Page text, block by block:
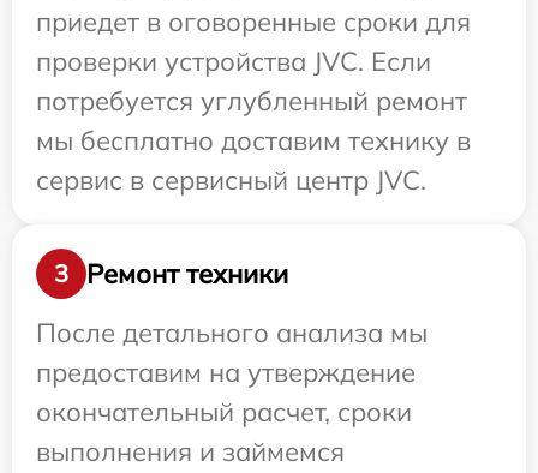
приедет в оговоренные сроки для
проверки устройства JVC. Если
потребуется углубленный ремонт
мы бесплатно доставим технику в
сервис в сервисный центр JVC.
3
Ремонт техники
После детального анализа мы
предоставим на утверждение
окончательный расчет, сроки
выполнения и займемся